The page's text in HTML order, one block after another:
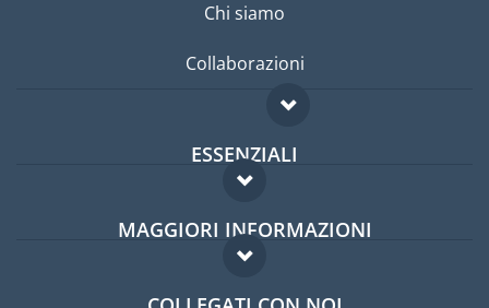
Chi siamo
Collaborazioni
ESSENZIALI
Forum per expat
Guida per expat
MAGGIORI INFORMAZIONI
Domande frequenti